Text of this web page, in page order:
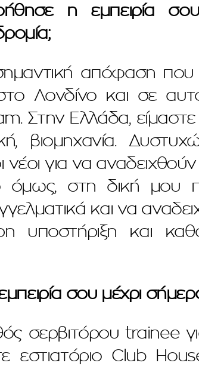
η εμπειρία σου
απόφαση
Λονδίνο και σε
Στην Ελλάδα, είμαστε
βιομηχανία.
νέοι για να
όμως, στη δική μου
και να
υποστήριξη και
σου μέχρι
σερβιτόρου trainee
εστιατόριο Club